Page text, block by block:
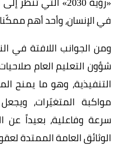
في الإنسان، وأحد أهم
ومن الجوانب اللافتة في
شؤون التعليم العام
التنفيذية، وهو ما يمنح
مواكبة المتغيّرات،
سرعة وفاعلية، بعيداً
الوثائق العامة الممتدة